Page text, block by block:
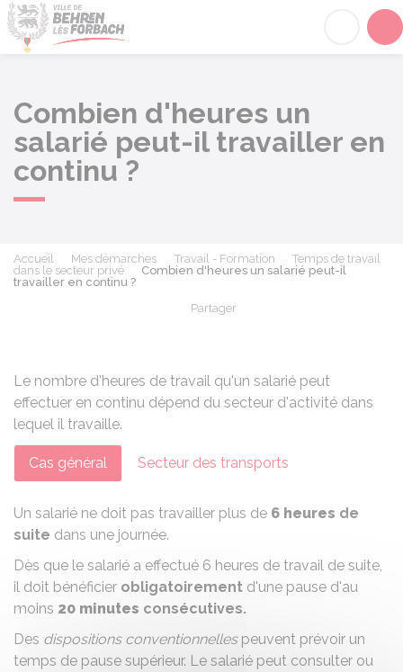
Combien d'heures un
salarié peut-il travailler en
continu ?
Accueil Mes démarches Travail - Formation
Temps de travail
dans le secteur privé
Combien d'heures un salarié peut-il
travailler en continu ?
Partager
Le nombre d'heures de travail qu'un salarié peut
effectuer en continu dépend du secteur d'activité dans
lequel il travaille.
Cas général Secteur des transports
Un salarié ne doit pas travailler plus de 6 heures de
suite dans une journée.
Dès que le salarié a effectué 6 heures de travail de suite,
il doit bénéficier obligatoirement d'une pause d'au
moins 20 minutes consécutives.
Des dispositions conventionnellespeuvent prévoir un
temps de pause supérieur. Le salarié peut consulter ou